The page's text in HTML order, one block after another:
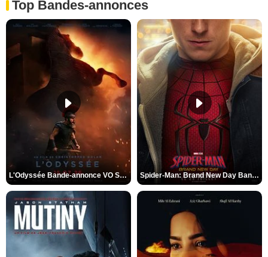
Top Bandes-annonces
L'Odyssée Bande-annonce VO STFR Spider-Man: Brand New Day Bande-annonce VO STFR